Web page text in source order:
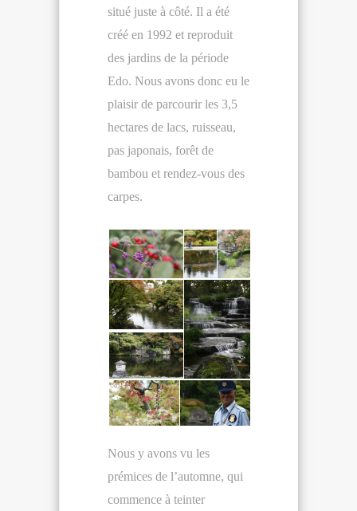
situé juste à côté. Il a été
créé en 1992 et reproduit
des jardins de la période
Edo. Nous avons donc eu le
plaisir de parcourir les 3,5
hectares de lacs, ruisseau,
pas japonais, forêt de
bambou et rendez-vous des
carpes.
Nous y avons vu les
prémices de l’automne, qui
commence à teinter